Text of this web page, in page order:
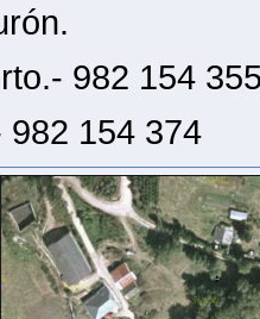
982 154
982 154 374